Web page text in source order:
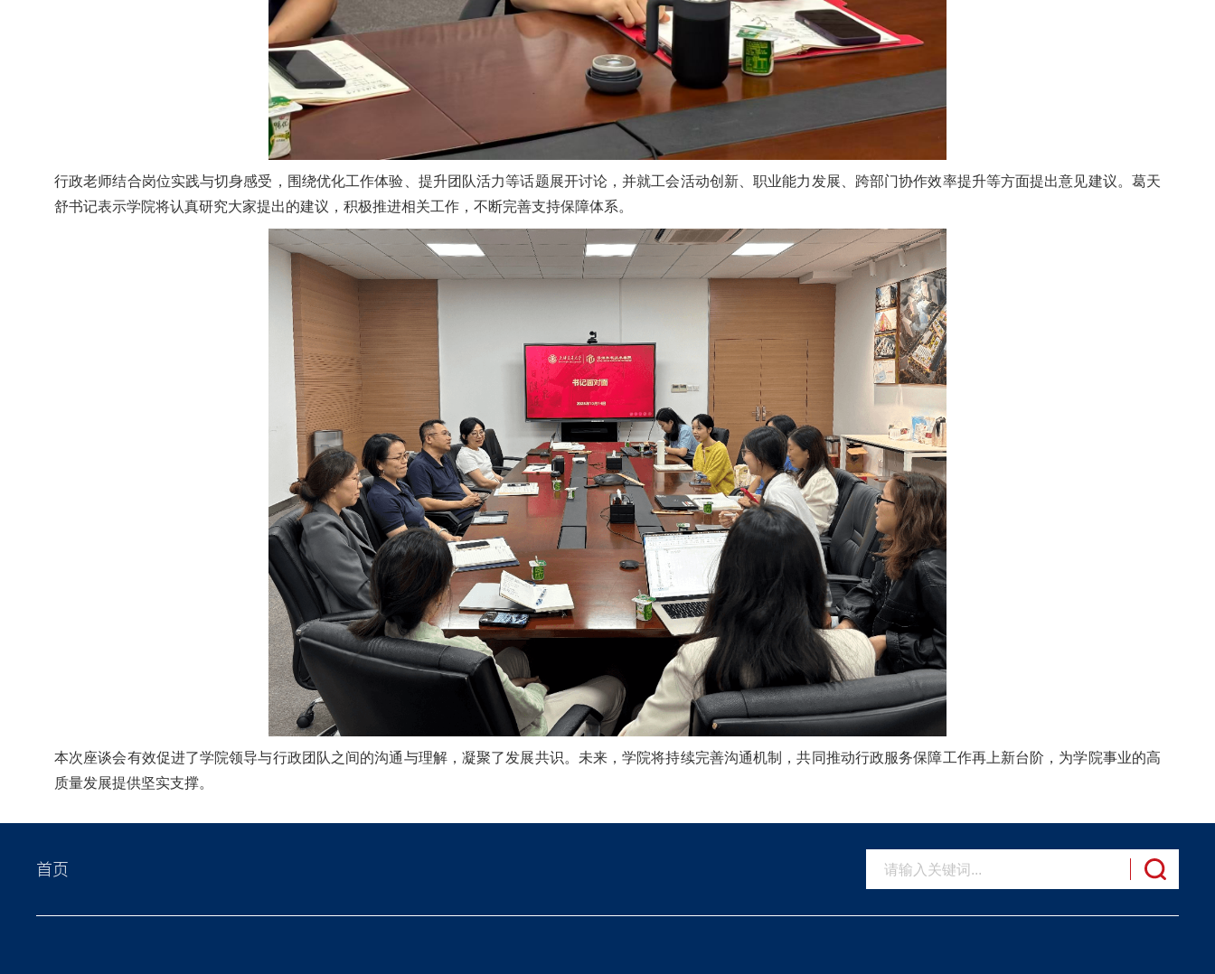
行政老师结合岗位实践与切身感受，围绕优化工作体验、提升团队活力等话题展开讨论，并就工会活动创新、职业能力发展、跨部门协作效率提升等方面提出意见建议。葛天
舒书记表示学院将认真研究大家提出的建议，积极推进相关工作，不断完善支持保障体系。
本次座谈会有效促进了学院领导与行政团队之间的沟通与理解，凝聚了发展共识。未来，学院将持续完善沟通机制，共同推动行政服务保障工作再上新台阶，为学院事业的高
质量发展提供坚实支撑。
首页